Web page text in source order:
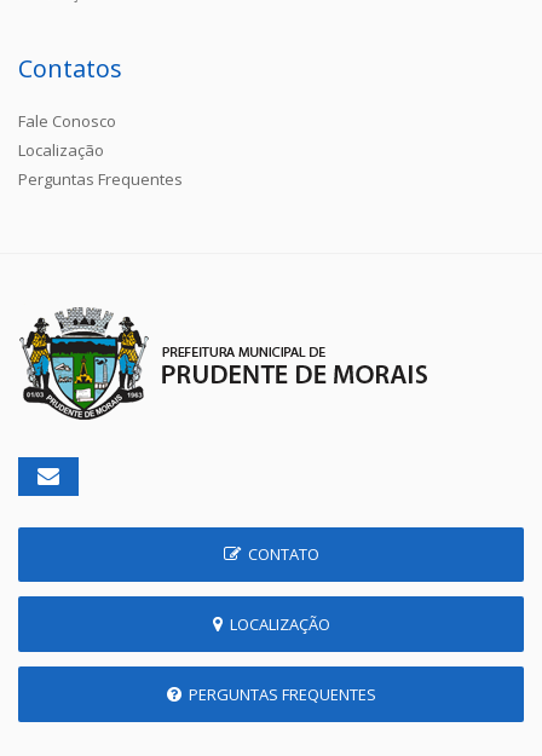
Contatos
Fale Conosco
Localização
Perguntas Frequentes
CONTATO
LOCALIZAÇÃO
PERGUNTAS FREQUENTES